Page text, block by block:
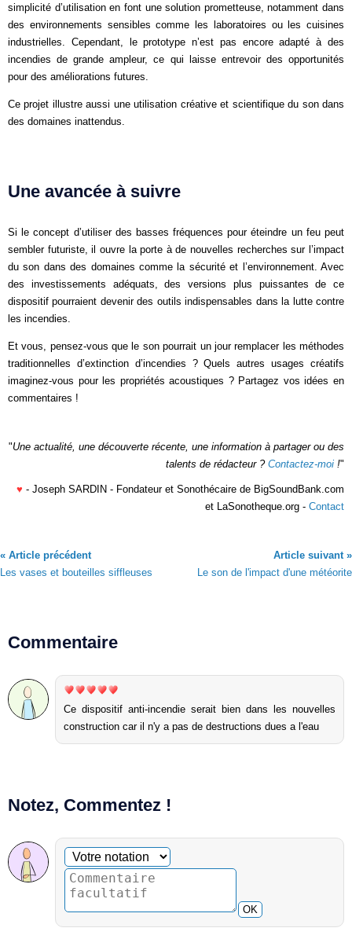
simplicité d’utilisation en font une solution prometteuse, notamment dans
des environnements sensibles comme les laboratoires ou les cuisines
industrielles. Cependant, le prototype n’est pas encore adapté à des
incendies de grande ampleur, ce qui laisse entrevoir des opportunités
pour des améliorations futures.
Ce projet illustre aussi une utilisation créative et scientifique du son dans
des domaines inattendus.
Une avancée à suivre
Si le concept d’utiliser des basses fréquences pour éteindre un feu peut
sembler futuriste, il ouvre la porte à de nouvelles recherches sur l’impact
du son dans des domaines comme la sécurité et l’environnement. Avec
des investissements adéquats, des versions plus puissantes de ce
dispositif pourraient devenir des outils indispensables dans la lutte contre
les incendies.
Et vous, pensez-vous que le son pourrait un jour remplacer les méthodes
traditionnelles d’extinction d’incendies ? Quels autres usages créatifs
imaginez-vous pour les propriétés acoustiques ? Partagez vos idées en
commentaires !
"Une actualité, une découverte récente, une information à partager ou des
talents de rédacteur ? Contactez-moi !"
♥ - Joseph SARDIN - Fondateur et Sonothécaire de BigSoundBank.com
et LaSonotheque.org - Contact
« Article précédent
Les vases et bouteilles siffleuses
Article suivant »
Le son de l'impact d'une météorite
Commentaire
Ce dispositif anti-incendie serait bien dans les nouvelles
construction car il n'y a pas de destructions dues a l'eau
Notez, Commentez !
Commentaire facultatif
Votre notation
OK